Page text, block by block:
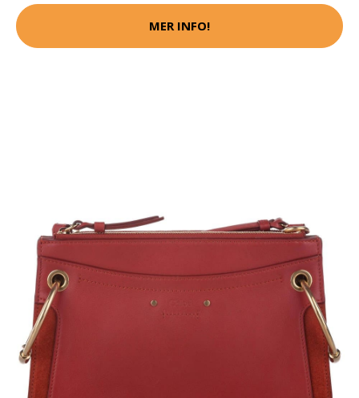
MER INFO!